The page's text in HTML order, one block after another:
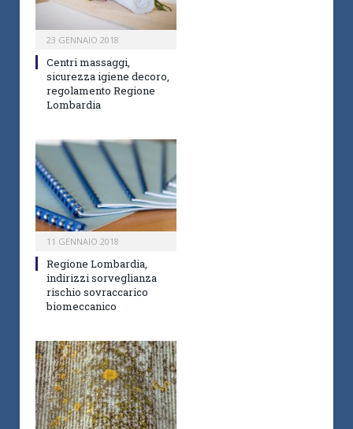
23 GENNAIO 2018
Centri massaggi,
sicurezza igiene decoro,
regolamento Regione
Lombardia
11 GENNAIO 2018
Regione Lombardia,
indirizzi sorveglianza
rischio sovraccarico
biomeccanico